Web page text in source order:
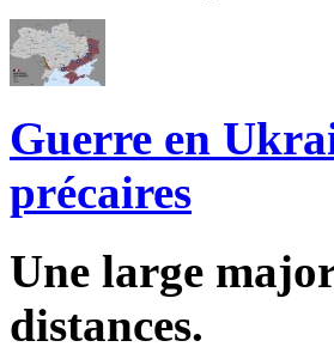
Guerre en
précaires
Une large
distances.